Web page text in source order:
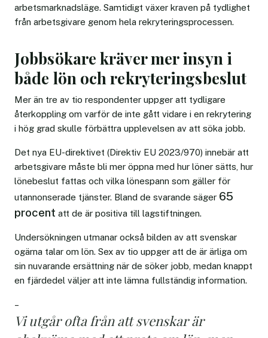
arbetsmarknadsläge. Samtidigt växer kraven på tydlighet
från arbetsgivare genom hela rekryteringsprocessen.
Jobbsökare kräver mer insyn i
både lön och rekryteringsbeslut
Mer än tre av tio respondenter uppger att tydligare
återkoppling om varför de inte gått vidare i en rekrytering
i hög grad skulle förbättra upplevelsen av att söka jobb.
Det nya EU-direktivet (Direktiv EU 2023/970) innebär att
arbetsgivare måste bli mer öppna med hur löner sätts, hur
lönebeslut fattas och vilka lönespann som gäller för
utannonserade tjänster. Bland de svarande säger 65
procent att de är positiva till lagstiftningen.
Undersökningen utmanar också bilden av att svenskar
ogärna talar om lön. Sex av tio uppger att de är ärliga om
sin nuvarande ersättning när de söker jobb, medan knappt
en fjärdedel väljer att inte lämna fullständig information.
–
Vi utgår ofta från att svenskar är